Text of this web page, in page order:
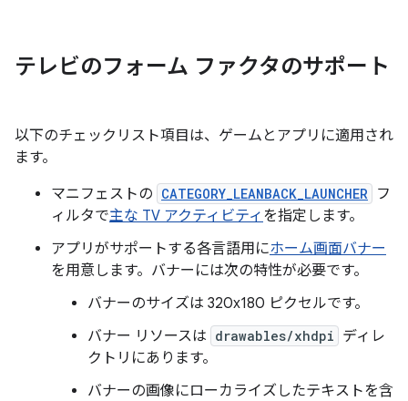
テレビのフォーム ファクタのサポート
以下のチェックリスト項目は、ゲームとアプリに適用され
ます。
マニフェストの CATEGORY_LEANBACK_LAUNCHER フ
ィルタで主な TV アクティビティ を指定します。
アプリがサポートする各言語用にホーム画面バナー
を用意します。バナーには次の特性が必要です。
バナーのサイズは 320x180 ピクセルです。
バナー リソースは drawables/xhdpi ディレ
クトリにあります。
バナーの画像にローカライズしたテキストを含